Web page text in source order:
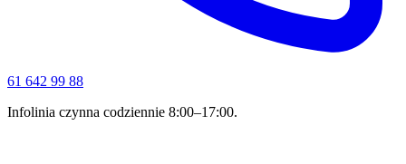
61 642 99 88
Infolinia czynna codziennie 8:00–17:00.